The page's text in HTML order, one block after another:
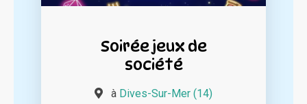
Soirée jeux de
société
à Dives-Sur-Mer (14)